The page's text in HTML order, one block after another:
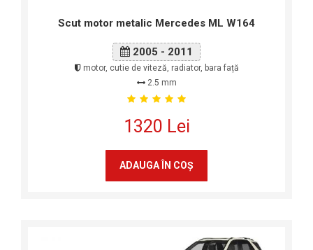
Scut motor metalic Mercedes ML W164
2005 - 2011
motor, cutie de viteză, radiator, bara față
2.5 mm
1320 Lei
ADAUGA ÎN COŞ